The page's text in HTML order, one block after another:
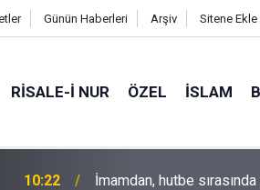
Günün Haberleri Arşiv Sitene Ekle
RISALE-I NUR ÖZEL İSLAM
10:22 İmamdan, hutbe